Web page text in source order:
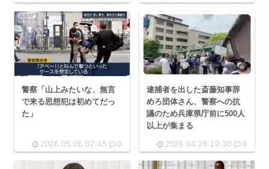
警察「山上みたいな、無言
で来る思想犯は初めてだっ
た」
2026.05.06 02:45 0
逮捕者を出した斎藤知事辞
めろ団体さん、警察への抗
議のため兵庫県庁前に500人
以上が集まる
2026.04.28 19:30 0